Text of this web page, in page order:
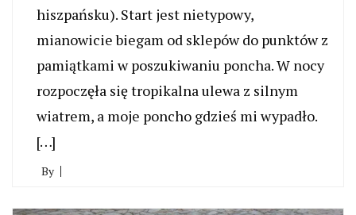
hiszpańsku). Start jest nietypowy,
mianowicie biegam od sklepów do punktów z
pamiątkami w poszukiwaniu poncha. W nocy
rozpoczęła się tropikalna ulewa z silnym
wiatrem, a moje poncho gdzieś mi wypadło.
[…]
By